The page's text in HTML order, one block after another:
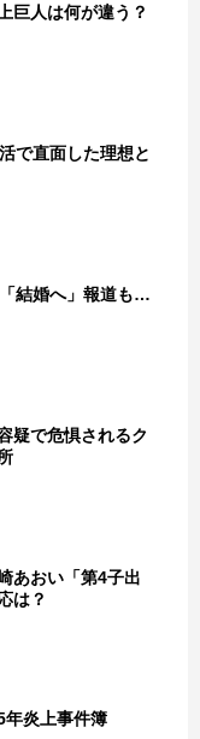
巨人は何が違う？
で直面した理想と
結婚へ」報道も…
疑で危惧されるク
あおい「第4子出
は？
炎上事件簿